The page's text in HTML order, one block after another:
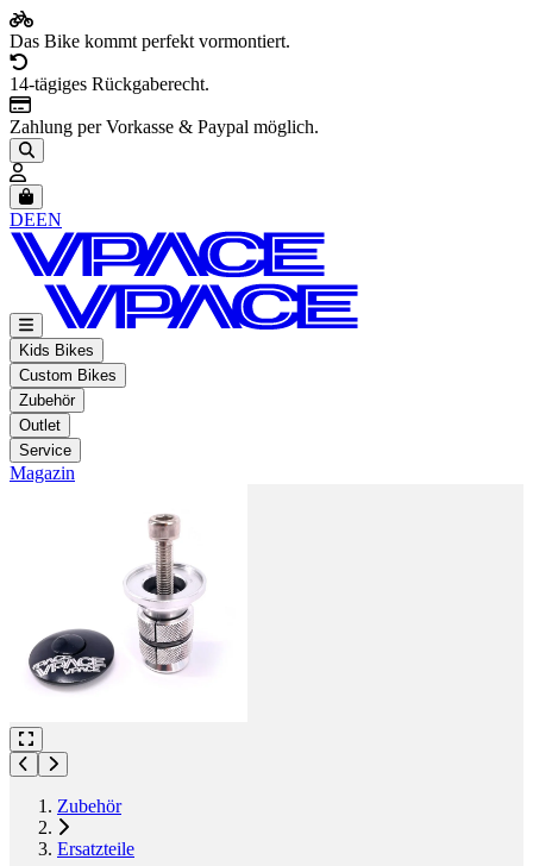
Das Bike kommt perfekt vormontiert.
14-tägiges Rückgaberecht.
Zahlung per Vorkasse & Paypal möglich.
Artikel im Warenkorb, Warenkorb anzeigen
DEEN
Kids Bikes
Custom Bikes
Zubehör
Outlet
Service
Magazin
Zubehör
Ersatzteile